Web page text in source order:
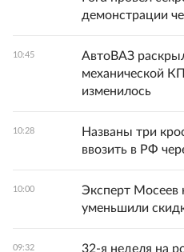
демонстрации
10:45
АвтоВАЗ
механической
изменилось
10:28
Названы три
ввозить в РФ
10:00
Эксперт Мосеев
уменьшили
09:32
32-я неделя на